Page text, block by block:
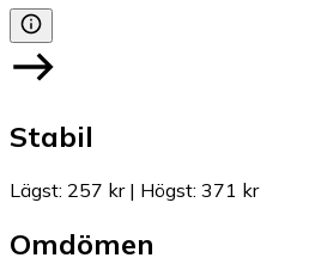
Stabil
Lägst: 257 kr| Högst: 371 kr
Omdömen